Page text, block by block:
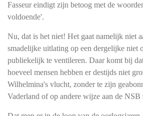
Fasseur eindigt zijn betoog met de
voldoende'.
Nu, dat is het niet! Het gaat namelijk niet
smadelijke uitlating op een dergelijke niet
publiekelijk te ventileren. Daar komt bij
hoeveel mensen hebben er destijds niet
Wilhelmina's vlucht, zonder te zijn
Vaderland of op andere wijze aan de NSB